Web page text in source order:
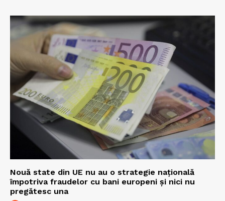
Nouă state din UE nu au o strategie națională
împotriva fraudelor cu bani europeni și nici nu
pregătesc una